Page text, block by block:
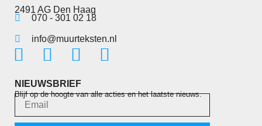
2491 AG Den Haag
070 - 301 02 18
info@muurteksten.nl
NIEUWSBRIEF
Blijf op de hoogte van alle acties en het laatste nieuws.